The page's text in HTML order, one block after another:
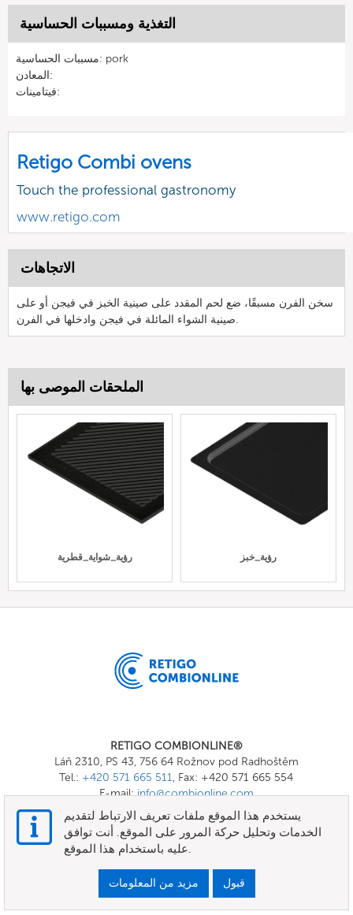
التغذية ومسببات الحساسية
مسببات الحساسية: pork
المعادن:
فيتامينات:
Retigo Combi ovens
Touch the professional gastronomy
www.retigo.com
الاتجاهات
سخن الفرن مسبقًا، ضع لحم المقدد على صينية الخبز في فيجن أو على
صينية الشواء المائلة في فيجن وادخلها في الفرن.
الملحقات الموصى بها
رؤية_شواية_قطرية رؤية_خبز
RETIGO COMBIONLINE®
Láň 2310, PS 43, 756 64 Rožnov pod Radhoštěm
Tel.: +420 571 665 511, Fax: +420 571 665 554
E-mail:info@combionline.com
OnlineMenu
الأحكام والشروط
يستخدم هذا الموقع ملفات تعريف الارتباط لتقديم
الخدمات وتحليل حركة المرور على الموقع. أنت توافق
عليه باستخدام هذا الموقع.
مزيد من المعلومات قبول